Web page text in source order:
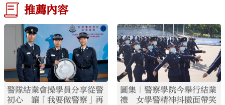
推薦內容
警隊結業會操學員分享從警
初心 讓「我要做警察」再
圖集｜警察學院今舉行結業
禮 女學警精神抖擻面帶笑